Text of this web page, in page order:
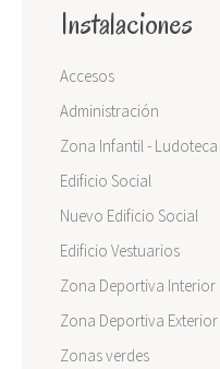
Instalaciones
Accesos
Administración
Zona Infantil - Ludoteca
Edificio Social
Nuevo Edificio Social
Edificio Vestuarios
Zona Deportiva Interior
Zona Deportiva Exterior
Zonas verdes